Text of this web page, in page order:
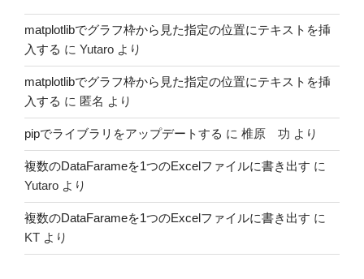
matplotlibでグラフ枠から見た指定の位置にテキストを挿
入する に Yutaro より
matplotlibでグラフ枠から見た指定の位置にテキストを挿
入する に 匿名 より
pipでライブラリをアップデートする に 椎原 功 より
複数のDataFarameを1つのExcelファイルに書き出す に
Yutaro より
複数のDataFarameを1つのExcelファイルに書き出す に
KT より